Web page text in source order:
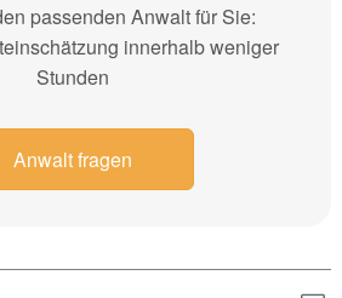
passenden Anwalt für Sie:
innerhalb weniger
Stunden
Anwalt fragen